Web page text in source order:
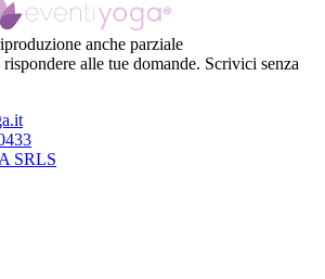
anche parziale
alle tue domande. Scrivici senza
SRLS